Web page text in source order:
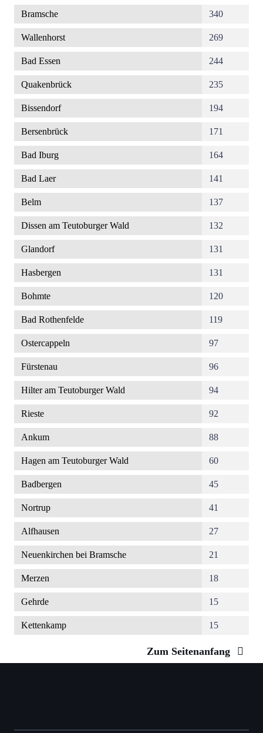
Bramsche 340
Wallenhorst 269
Bad Essen 244
Quakenbrück 235
Bissendorf 194
Bersenbrück 171
Bad Iburg 164
Bad Laer 141
Belm 137
Dissen am Teutoburger Wald 132
Glandorf 131
Hasbergen 131
Bohmte 120
Bad Rothenfelde 119
Ostercappeln 97
Fürstenau 96
Hilter am Teutoburger Wald 94
Rieste 92
Ankum 88
Hagen am Teutoburger Wald 60
Badbergen 45
Nortrup 41
Alfhausen 27
Neuenkirchen bei Bramsche 21
Merzen 18
Gehrde 15
Kettenkamp 15
Zum Seitenanfang